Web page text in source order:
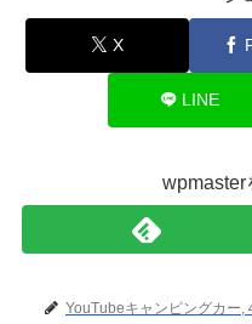
X
LINE
wpmaster
YouTubeキャンピングカー,